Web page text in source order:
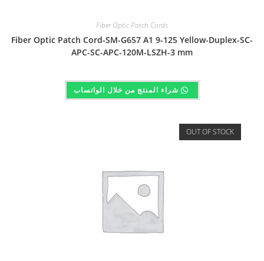
Fiber Optic Patch Cords
Fiber Optic Patch Cord-SM-G657 A1 9-125 Yellow-Duplex-SC-
APC-SC-APC-120M-LSZH-3 mm
شراء المنتج من خلال الواتساب
OUT OF STOCK